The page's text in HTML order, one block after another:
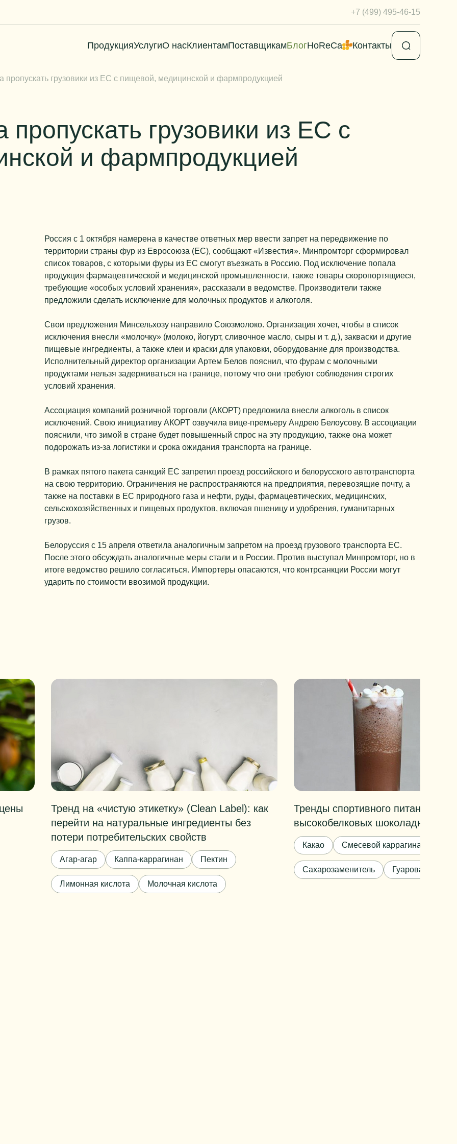
+7 (499) 495-46-15
ПродукцияУслугиО насКлиентамПоставщикамБлогHoReCa Контакты
пропускать грузовики из ЕС с пищевой, медицинской и фармпродукцией
грузовики из ЕС с
и фармпродукцией
Россия с 1 октября намерена в качестве ответных мер ввести запрет на передвижение по
территории страны фур из Евросоюза (ЕС), сообщают «Известия». Минпромторг сформировал
список товаров, с которыми фуры из ЕС смогут въезжать в Россию. Под исключение попала
продукция фармацевтической и медицинской промышленности, также товары скоропортящиеся,
требующие «особых условий хранения», рассказали в ведомстве. Производители также
предложили сделать исключение для молочных продуктов и алкоголя.
Свои предложения Минсельхозу направило Союзмолоко. Организация хочет, чтобы в список
исключения внесли «молочку» (молоко, йогурт, сливочное масло, сыры и т. д.), закваски и другие
пищевые ингредиенты, а также клеи и краски для упаковки, оборудование для производства.
Исполнительный директор организации Артем Белов пояснил, что фурам с молочными
продуктами нельзя задерживаться на границе, потому что они требуют соблюдения строгих
условий хранения.
Ассоциация компаний розничной торговли (АКОРТ) предложила внесли алкоголь в список
исключений. Свою инициативу АКОРТ озвучила вице-премьеру Андрею Белоусову. В ассоциации
пояснили, что зимой в стране будет повышенный спрос на эту продукцию, также она может
подорожать из-за логистики и срока ожидания транспорта на границе.
В рамках пятого пакета санкций ЕС запретил проезд российского и белорусского автотранспорта
на свою территорию. Ограничения не распространяются на предприятия, перевозящие почту, а
также на поставки в ЕС природного газа и нефти, руды, фармацевтических, медицинских,
сельскохозяйственных и пищевых продуктов, включая пшеницу и удобрения, гуманитарных
грузов.
Белоруссия с 15 апреля ответила аналогичным запретом на проезд грузового транспорта ЕС.
После этого обсуждать аналогичные меры стали и в России. Против выступал Минпромторг, но в
итоге ведомство решило согласиться. Импортеры опасаются, что контрсанкции России могут
ударить по стоимости ввозимой продукции.
Тренд на «чистую этикетку» (Clean Label): как
перейти на натуральные ингредиенты без
потери потребительских свойств
Агар-агар Каппа-каррагинан Пектин
Лимонная кислота Молочная кислота
Тренды спортивного питания:
высокобелковых шоколадных
Какао Смесевой каррагинан
Сахарозаменитель Гуаровая камедь